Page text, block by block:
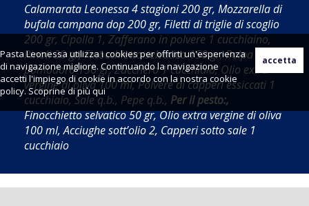
Pasta Leonessa utilizza i cookies per offrirti un'esperienza
di navigazione migliore. Continuando la navigazione
accetti l'impiego di cookie in accordo con la nostra cookie
policy. Scoprine di piùqui
Calamarata Leonessa 4 stagioni 200 gr, Mozzarella di
bufala campana dop 200 gr, Filetti di triglie di scoglio
200 gr, Cipolla 1, Zafferano in polvere 1 cucchiaino,
Pinoli 30 gr, Finocchietto selvatico 150 gr, Polpa di
pomodoro 150 gr, Zucchero 1 cucchiaio, Olio extra
vergine di oliva 100 ml, Polvere di capperi essiccati 1
cucchiaio, Sale q.b., Pepe q.b., Per il pesto:,
Finocchietto selvatico 50 gr, Olio extra vergine di oliva
100 ml, Acciughe sott’olio 2, Capperi sotto sale 1
cucchiaio